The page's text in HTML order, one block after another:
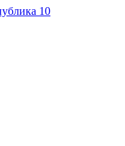
10